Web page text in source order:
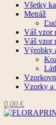
Všetky
Metráž
Váš vzor
Váš vzor
Výrobky
Vzorky a
0,00 €